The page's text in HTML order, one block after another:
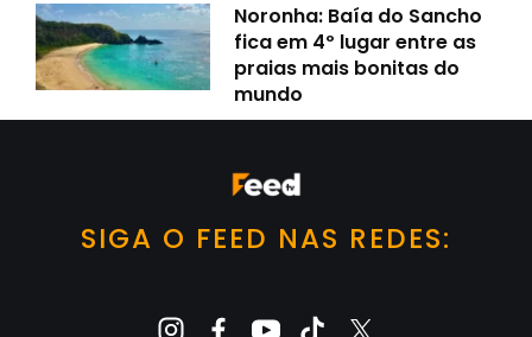
Noronha: Baía do Sancho
fica em 4º lugar entre as
praias mais bonitas do
mundo
SIGA O FEED NAS REDES: